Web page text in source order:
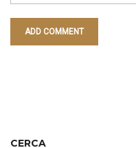
CERCA